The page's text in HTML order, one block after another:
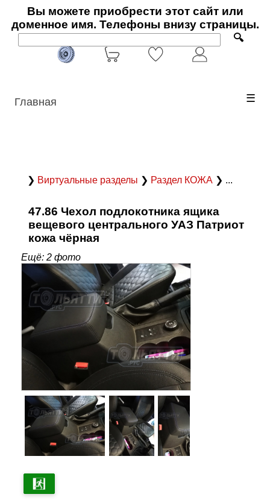
Вы можете приобрести этот сайт или
доменное имя. Телефоны внизу страницы.
🔍
Главная ☰
❯ Виртуальные разделы ❯ Раздел КОЖА ❯ ...
47.86 Чехол подлокотника ящика
вещевого центрального УАЗ Патриот
кожа чёрная
Ещё: 2 фото